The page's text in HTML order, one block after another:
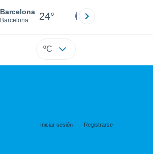
Barcelona
Barcelona 24°
ºC
Iniciar sesión Registrarse